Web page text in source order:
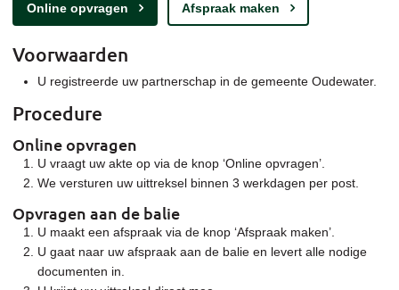
Online opvragen Afspraak maken
Voorwaarden
U registreerde uw partnerschap in de gemeente Oudewater.
Procedure
Online opvragen
U vraagt uw akte op via de knop ‘Online opvragen’.
We versturen uw uittreksel binnen 3 werkdagen per post.
Opvragen aan de balie
U maakt een afspraak via de knop ‘Afspraak maken’.
U gaat naar uw afspraak aan de balie en levert alle nodige
documenten in.